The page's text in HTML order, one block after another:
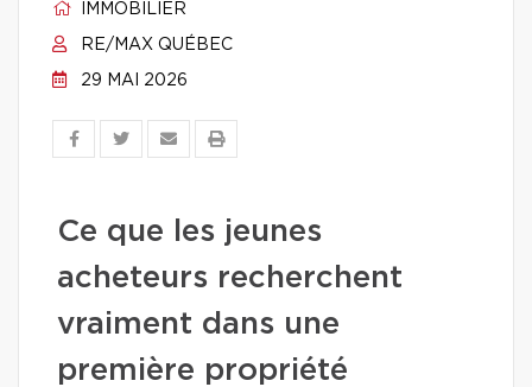
IMMOBILIER
RE/MAX QUÉBEC
29 MAI 2026
Ce que les jeunes
acheteurs recherchent
vraiment dans une
première propriété